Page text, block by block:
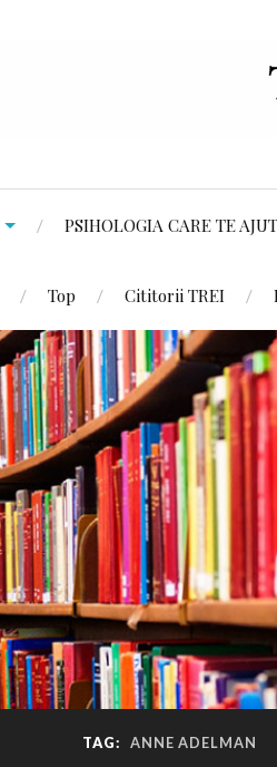
PSIHOLOGIA CARE TE
Top Cititorii TREI
TAG: ANNE ADELMAN